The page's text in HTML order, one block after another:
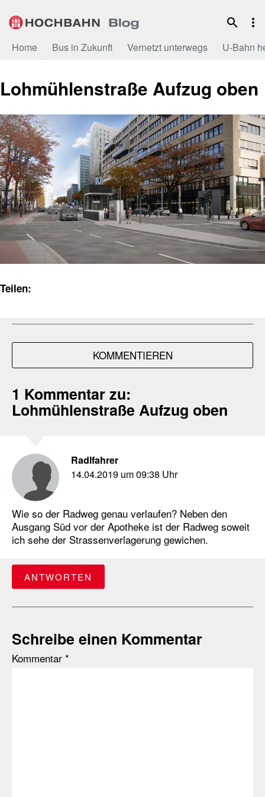
Inhalt
Home Bus in Zukunft Vernetzt unterwegs U-Bahn
Lohmühlenstraße Aufzug oben
Teilen:
KOMMENTIEREN
1 Kommentar zu:
Lohmühlenstraße Aufzug oben
Radlfahrer
14.04.2019 um 09:38 Uhr
Wie so der Radweg genau verlaufen? Neben den
Ausgang Süd vor der Apotheke ist der Radweg soweit
ich sehe der Strassenverlagerung gewichen.
ANTWORTEN
Schreibe einen Kommentar
Kommentar *